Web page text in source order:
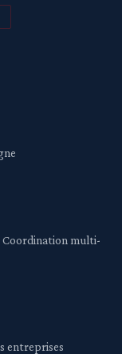
Coordination multi-
entreprises